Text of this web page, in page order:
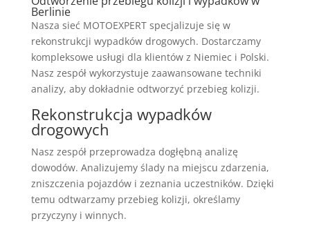
Berlinie
Nasza sieć MOTOEXPERT specjalizuje się w
rekonstrukcji wypadków drogowych. Dostarczamy
kompleksowe usługi dla klientów z Niemiec i Polski.
Nasz zespół wykorzystuje zaawansowane techniki
analizy, aby dokładnie odtworzyć przebieg kolizji.
Rekonstrukcja wypadków
drogowych
Nasz zespół przeprowadza dogłębną analizę
dowodów. Analizujemy ślady na miejscu zdarzenia,
zniszczenia pojazdów i zeznania uczestników. Dzięki
temu odtwarzamy przebieg kolizji, określamy
przyczyny i winnych.